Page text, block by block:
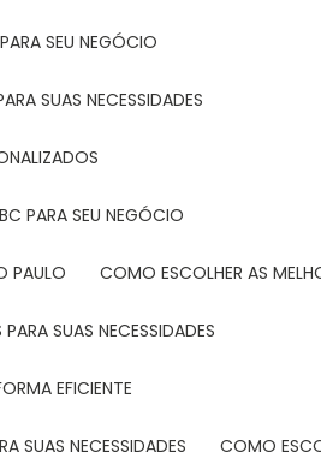
SEU NEGÓCIO
SUAS NECESSIDADES
PARA SEU NEGÓCIO
PAULO COMO ESCOLHER AS
SUAS NECESSIDADES
EFICIENTE
SUAS NECESSIDADES COMO